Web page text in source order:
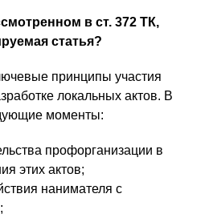
в ст. 372 ТК,
статья?
принципы участия
локальных актов. В
моменты:
профорганизации в
этих актов;
нанимателя с